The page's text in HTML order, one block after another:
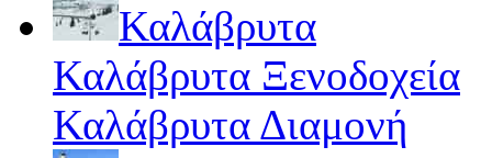
Καλάβρυτα
Καλάβρυτα Ξενοδοχεία
Καλάβρυτα Διαμονή